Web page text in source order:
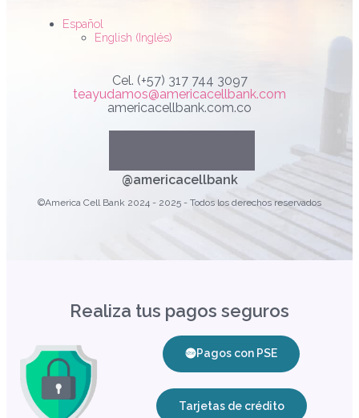
Español
English (Inglés)
Cel. (+57) 317 744 3097
teayudamos@americacellbank.com
americacellbank.com.co
Youtube
@americacellbank
©America Cell Bank 2024 - 2025 - Todos los derechos reservados
Realiza tus pagos seguros
Pagos con PSE
Tarjetas de crédito